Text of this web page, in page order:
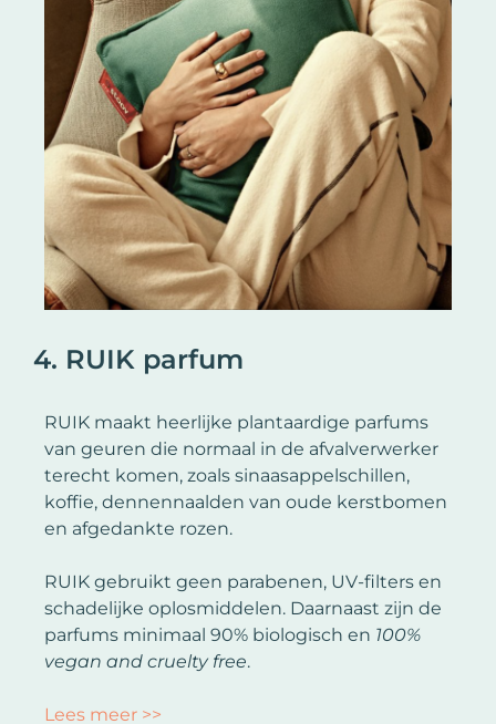
4. RUIK parfum
RUIK maakt heerlijke plantaardige parfums
van geuren die normaal in de afvalverwerker
terecht komen, zoals sinaasappelschillen,
koffie, dennennaalden van oude kerstbomen
en afgedankte rozen.
RUIK gebruikt geen parabenen, UV-filters en
schadelijke oplosmiddelen. Daarnaast zijn de
parfums minimaal 90% biologisch en 100%
vegan and cruelty free.
Lees meer >>